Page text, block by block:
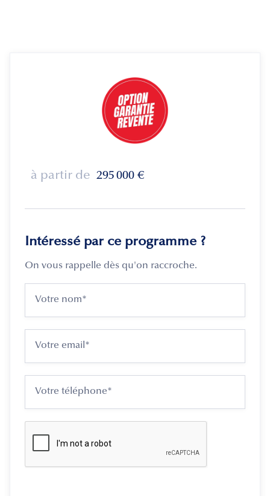
à partir de 295 000 €
Intéressé par ce programme ?
On vous rappelle dès qu'on raccroche.